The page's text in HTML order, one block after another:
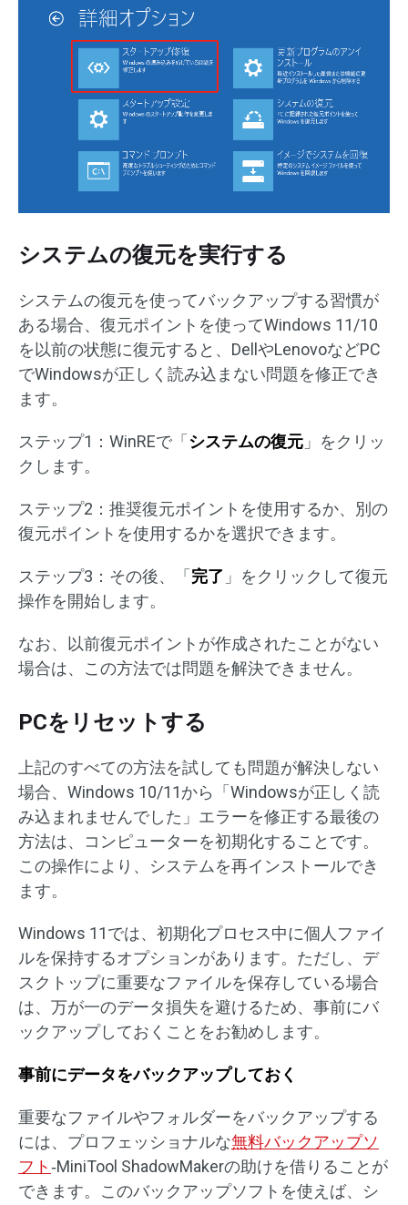
システムの復元を実行する
システムの復元を使ってバックアップする習慣が
ある場合、復元ポイントを使ってWindows 11/10
を以前の状態に復元すると、DellやLenovoなどPC
でWindowsが正しく読み込まない問題を修正でき
ます。
ステップ1：WinREで「 システムの復元 」をクリッ
クします。
ステップ2：推奨復元ポイントを使用するか、別の
復元ポイントを使用するかを選択できます。
ステップ3：その後、「 完了 」をクリックして復元
操作を開始します。
なお、以前復元ポイントが作成されたことがない
場合は、この方法では問題を解決できません。
PCをリセットする
上記のすべての方法を試しても問題が解決しない
場合、Windows 10/11から「Windowsが正しく読
み込まれませんでした」エラーを修正する最後の
方法は、コンピューターを初期化することです。
この操作により、システムを再インストールでき
ます。
Windows 11では、初期化プロセス中に個人ファイ
ルを保持するオプションがあります。ただし、デ
スクトップに重要なファイルを保存している場合
は、万が一のデータ損失を避けるため、事前にバ
ックアップしておくことをお勧めします。
事前にデータをバックアップしておく
重要なファイルやフォルダーをバックアップする
には、プロフェッショナルな無料バックアップソ
フト‐MiniTool ShadowMakerの助けを借りることが
できます。このバックアップソフトを使えば、シ